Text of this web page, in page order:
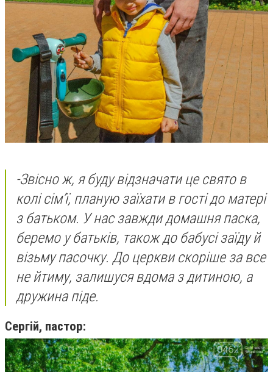
-Звісно ж, я буду відзначати це свято в
колі сім’ї, планую заїхати в гості до матері
з батьком. У нас завжди домашня паска,
беремо у батьків, також до бабусі заїду й
візьму пасочку. До церкви скоріше за все
не йтиму, залишуся вдома з дитиною, а
дружина піде.
Сергій, пастор: